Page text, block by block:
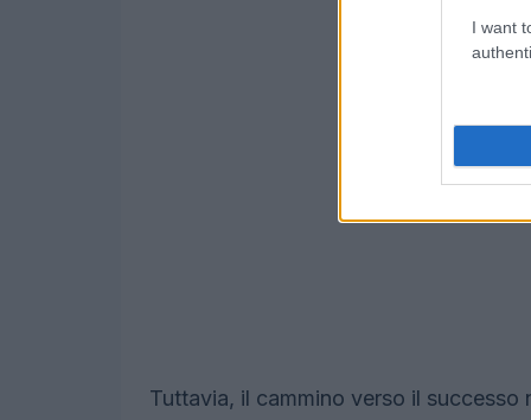
I want
Tuttavia, il cammino verso il